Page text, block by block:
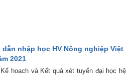
dẫn nhập học HV Nông nghiệp Việt
2021
hoạch và Kết quả xét tuyển đại học hệ